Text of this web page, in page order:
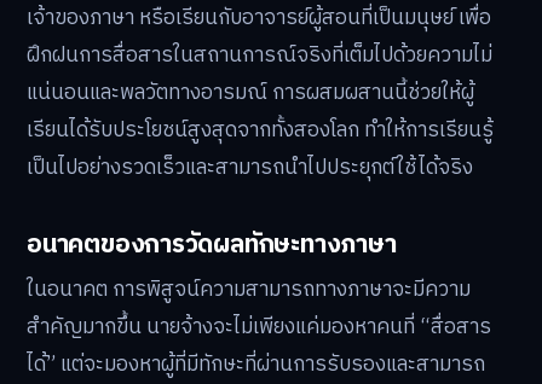
เจ้าของภาษา หรือเรียนกับอาจารย์ผู้สอนที่เป็นมนุษย์ เพื่อ
ฝึกฝนการสื่อสารในสถานการณ์จริงที่เต็มไปด้วยความไม่
แน่นอนและพลวัตทางอารมณ์ การผสมผสานนี้ช่วยให้ผู้
เรียนได้รับประโยชน์สูงสุดจากทั้งสองโลก ทำให้การเรียนรู้
เป็นไปอย่างรวดเร็วและสามารถนำไปประยุกต์ใช้ได้จริง
อนาคตของการวัดผลทักษะทางภาษา
ในอนาคต การพิสูจน์ความสามารถทางภาษาจะมีความ
สำคัญมากขึ้น นายจ้างจะไม่เพียงแค่มองหาคนที่ “สื่อสาร
ได้” แต่จะมองหาผู้ที่มีทักษะที่ผ่านการรับรองและสามารถ